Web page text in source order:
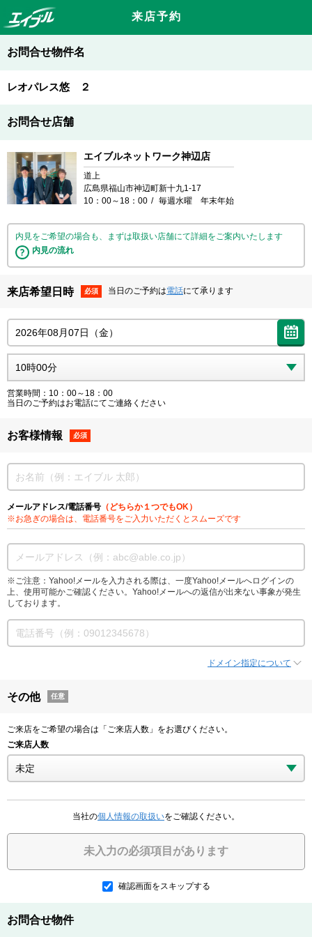
来店予約
お問合せ物件名
レオパレス悠 ２
お問合せ店舗
エイブルネットワーク神辺店
道上
広島県福山市神辺町新十九1-17
10：00～18：00
毎週水曜 年末年始
内見をご希望の場合も、まずは取扱い店舗にて詳細をご案内いたします
内見の流れ
来店希望日時 必須 当日のご予約は電話にて承ります
営業時間：10：00～18：00
当日のご予約はお電話にてご連絡ください
お客様情報 必須
メールアドレス/電話番号 （どちらか１つでもOK）
※お急ぎの場合は、電話番号をご入力いただくとスムーズです
※ご注意：Yahoo!メールを入力される際は、一度Yahoo!メールへログインの
上、使用可能かご確認ください。Yahoo!メールへの返信が出来ない事象が発生
しております。
ドメイン指定について
その他 任意
ご来店をご希望の場合は「ご来店人数」をお選びください。
ご来店人数
当社の個人情報の取扱いをご確認ください。
未入力の必須項目があります
確認画面をスキップする
お問合せ物件